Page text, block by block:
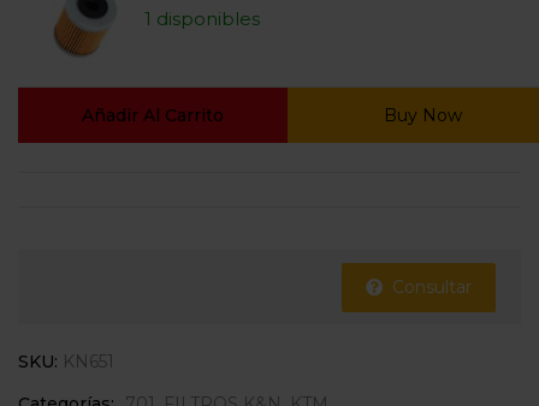
1 disponibles
Añadir Al Carrito Buy Now
Consultar
SKU: KN651